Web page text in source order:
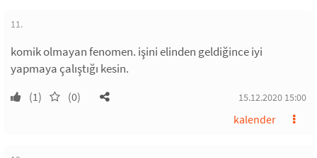
11.
komik olmayan fenomen. işini elinden geldiğince iyi
yapmaya çalıştığı kesin.
(1) (0) 15.12.2020 15:00
kalender